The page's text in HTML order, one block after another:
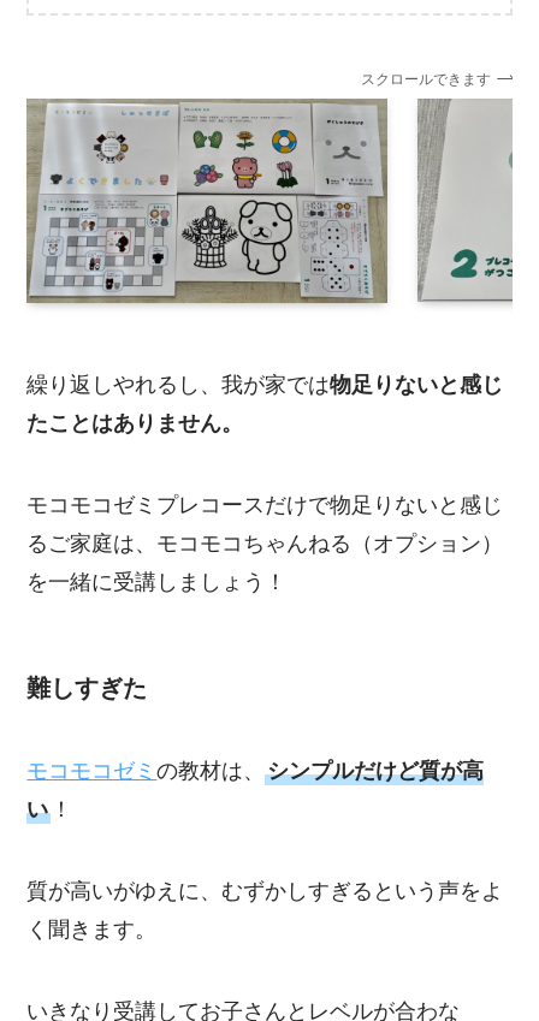
スクロールできます
繰り返しやれるし、我が家では物足りないと感じ
たことはありません。
モコモコゼミプレコースだけで物足りないと感じ
るご家庭は、モコモコちゃんねる（オプション）
を一緒に受講しましょう！
難しすぎた
モコモコゼミの教材は、シンプルだけど質が高
い ！
質が高いがゆえに、むずかしすぎるという声をよ
く聞きます。
いきなり受講してお子さんとレベルが合わな